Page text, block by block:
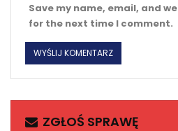
Save my name, email, and
for the next time I comment.
ZGŁOŚ SPRAWĘ